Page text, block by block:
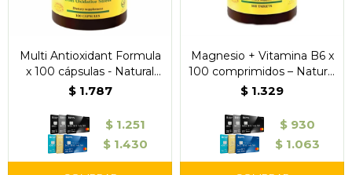
Multi Antioxidant Formula
x 100 cápsulas - Natural
Life
$ 1.787
$ 1.251
$ 1.430
Magnesio + Vitamina B6 x
100 comprimidos – Natural
Life
$ 1.329
$ 930
$ 1.063